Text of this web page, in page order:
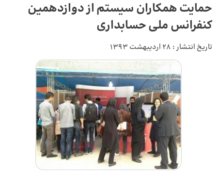
حمایت همکاران سیستم از دوازدهمین
کنفرانس ملی حسابداری
تاریخ انتشار : 28 اردیبهشت 1393